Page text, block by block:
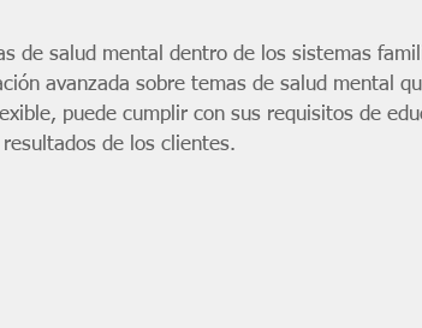
de salud mental dentro de los sistemas
avanzada sobre temas de salud mental
puede cumplir con sus requisitos de
de los clientes.